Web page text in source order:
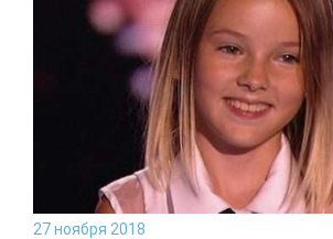
27 ноября 2018